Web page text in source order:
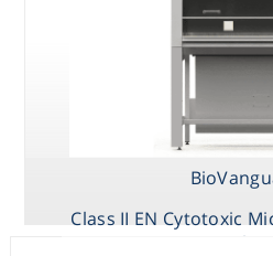
Class II EN Cytotoxic
Class